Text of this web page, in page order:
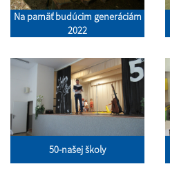
Na pamäť budúcim generáciám
2022
50-našej školy